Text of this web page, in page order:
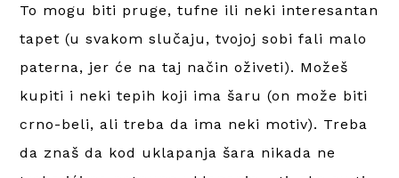
To mogu biti pruge, tufne ili neki interesantan
tapet (u svakom slučaju, tvojoj sobi fali malo
paterna, jer će na taj način oživeti). Možeš
kupiti i neki tepih koji ima šaru (on može biti
crno-beli, ali treba da ima neki motiv). Treba
da znaš da kod uklapanja šara nikada ne